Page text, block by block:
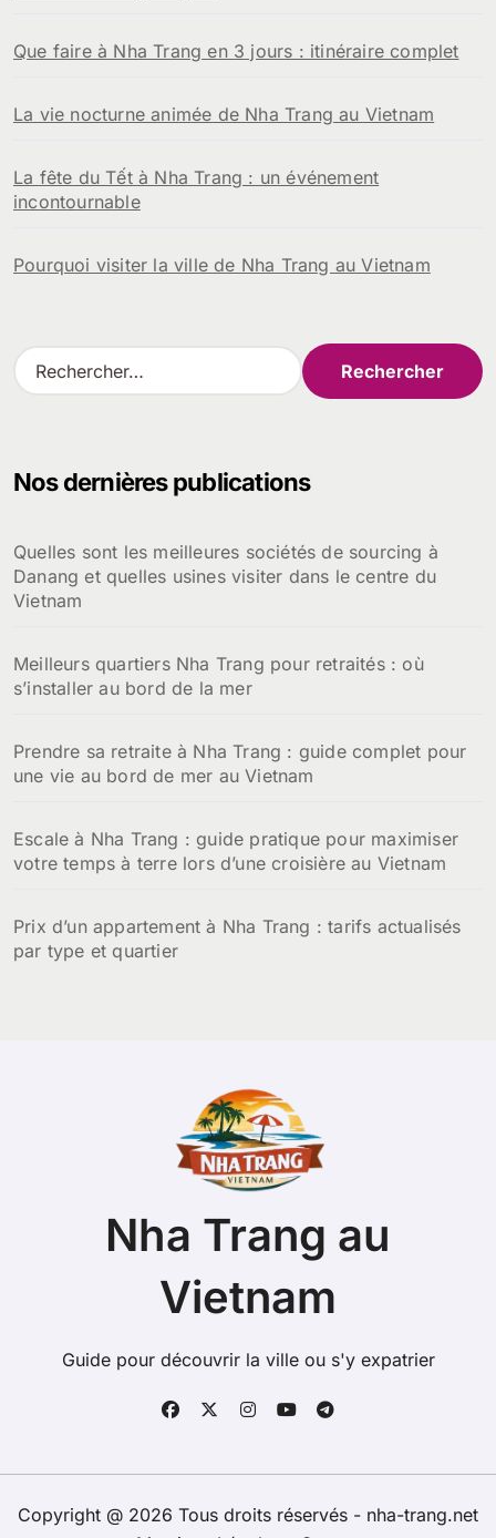
Que faire à Nha Trang en 3 jours : itinéraire complet
La vie nocturne animée de Nha Trang au Vietnam
La fête du Tết à Nha Trang : un événement
incontournable
Pourquoi visiter la ville de Nha Trang au Vietnam
R
e
r
e
r
Nos dernières publications
Quelles sont les meilleures sociétés de sourcing à
Danang et quelles usines visiter dans le centre du
Vietnam
Meilleurs quartiers Nha Trang pour retraités : où
s’installer au bord de la mer
Prendre sa retraite à Nha Trang : guide complet pour
une vie au bord de mer au Vietnam
Escale à Nha Trang : guide pratique pour maximiser
votre temps à terre lors d’une croisière au Vietnam
Prix d’un appartement à Nha Trang : tarifs actualisés
par type et quartier
Nha Trang au
Vietnam
Guide pour découvrir la ville ou s'y expatrier
Copyright @ 2026 Tous droits réservés - nha-trang.net